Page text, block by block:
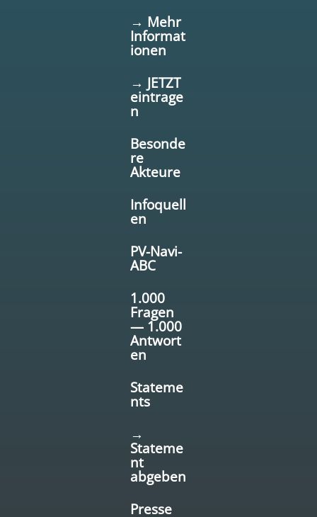
→ Mehr
Informat
ionen
→ JETZT
eintrage
n
Besonde
re
Akteure
Infoquell
en
PV-Navi-
ABC
1.000
Fragen
— 1.000
Antwort
en
Stateme
nts
→
Stateme
nt
abgeben
Presse